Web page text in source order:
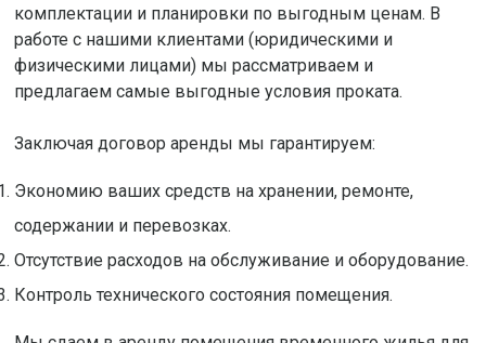
комплектации и планировки по выгодным ценам. В
работе с нашими клиентами (юридическими и
физическими лицами) мы рассматриваем и
предлагаем самые выгодные условия проката.
Заключая договор аренды мы гарантируем:
Экономию ваших средств на хранении, ремонте,
содержании и перевозках.
Отсутствие расходов на обслуживание и оборудование.
Контроль технического состояния помещения.